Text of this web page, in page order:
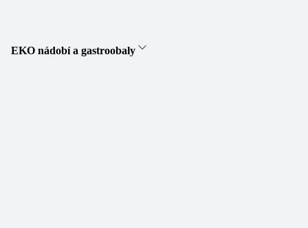
EKO nádobí a gastroobaly